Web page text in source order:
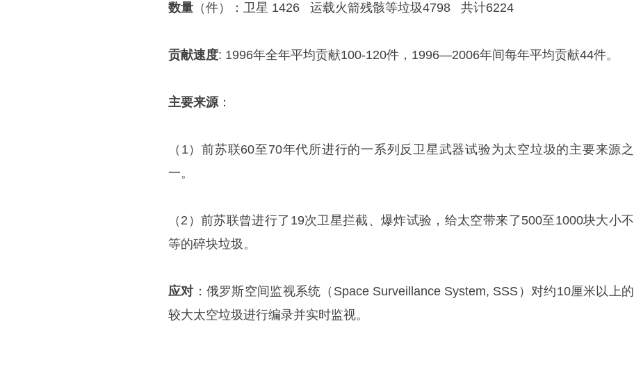
数量 （件）：卫星 1426 运载火箭残骸等垃圾4798 共计6224
贡献速度: 1996年全年平均贡献100-120件，1996—2006年间每年平均贡献44件。
主要来源：
（1）前苏联60至70年代所进行的一系列反卫星武器试验为太空垃圾的主要来源之
一。
（2）前苏联曾进行了19次卫星拦截、爆炸试验，给太空带来了500至1000块大小不
等的碎块垃圾。
应对 ：俄罗斯空间监视系统（Space Surveillance System, SSS）对约10厘米以上的
较大太空垃圾进行编录并实时监视。